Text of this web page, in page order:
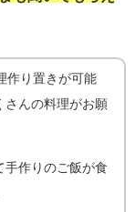
作り置きが可能
さんの料理がお願
手作りのご飯が食